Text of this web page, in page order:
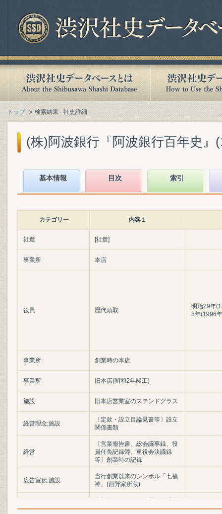
トップ 検索結果 - 社史詳細
(株)阿波銀行『阿波銀行百年史』
基本情報 目次 索引
カテゴリー 内容１
社章 [社章]
事業所 本店
役員 歴代頭取
明治29年
8年(1996
事業所 創業時の本店
事業所 旧本店(昭和2年竣工)
施設 旧本店営業室のステンドグラス
経営理念;施設
〔定款・設立目論見書等〕設立
関係書類
経営
〔営業報告書、総会議事録、役
員任免記録簿、重役会決議録
等〕創業時の記録
広告宣伝;施設
当行創業以来のシンボル「七福
神」(西野家所蔵)
期の引札(ちらし)